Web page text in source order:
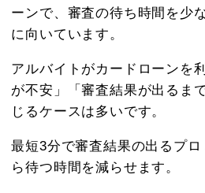
ーンで、審査の待ち時間を少
に向いています。
アルバイトがカードローンを
が不安」「審査結果が出るま
じるケースは多いです。
最短3分で審査結果の出るプ
ら待つ時間を減らせます。